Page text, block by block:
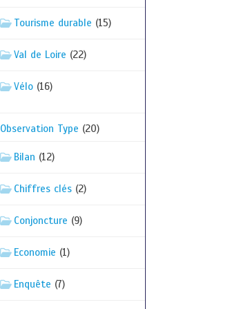
Tourisme durable (15)
Val de Loire (22)
Vélo(16)
Observation Type (20)
Bilan (12)
Chiffres clés(2)
Conjoncture (9)
Economie (1)
Enquête (7)